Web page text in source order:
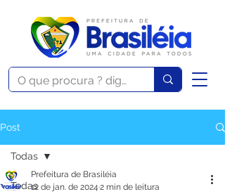
Post
Todas
Todas
Prefeitura de Brasiléia
12 de jan. de 2024 2 min de leitura